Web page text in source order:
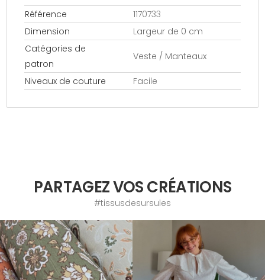
Référence
1170733
Dimension
Largeur de 0 cm
Catégories de
patron
Veste / Manteaux
Niveaux de couture Facile
PARTAGEZ VOS CRÉATIONS
#tissusdesursules